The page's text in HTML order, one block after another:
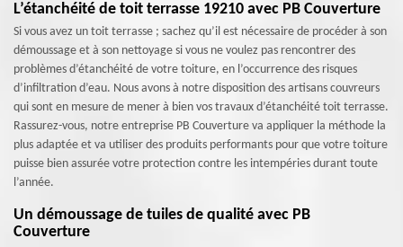
L’étanchéité de toit terrasse 19210 avec PB Couverture
Si vous avez un toit terrasse ; sachez qu’il est nécessaire de procéder à son
démoussage et à son nettoyage si vous ne voulez pas rencontrer des
problèmes d’étanchéité de votre toiture, en l’occurrence des risques
d’infiltration d’eau. Nous avons à notre disposition des artisans couvreurs
qui sont en mesure de mener à bien vos travaux d’étanchéité toit terrasse.
Rassurez-vous, notre entreprise PB Couverture va appliquer la méthode la
plus adaptée et va utiliser des produits performants pour que votre toiture
puisse bien assurée votre protection contre les intempéries durant toute
l’année.
Un démoussage de tuiles de qualité avec PB
Couverture